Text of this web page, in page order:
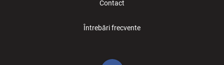
Contact
Întrebări frecvente